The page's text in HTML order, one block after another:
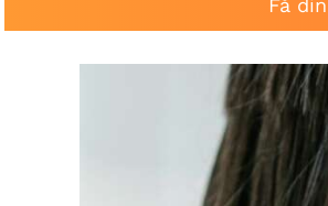
Få